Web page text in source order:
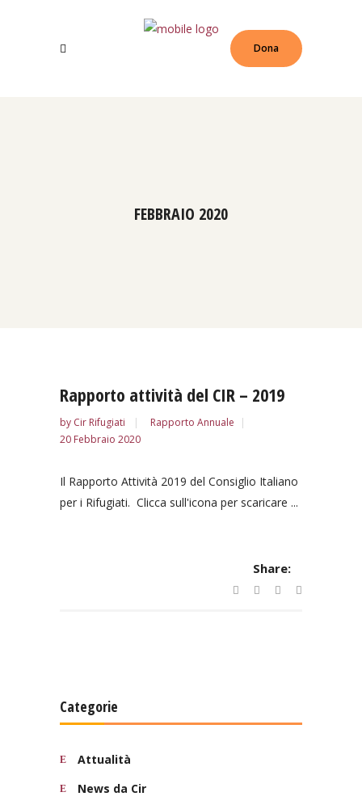
Dona
FEBBRAIO 2020
Rapporto attività del CIR – 2019
by Cir Rifugiati
Rapporto Annuale
20 Febbraio 2020
Il Rapporto Attività 2019 del Consiglio Italiano
per i Rifugiati. Clicca sull'icona per scaricare ...
Share:
Categorie
Attualità
News da Cir